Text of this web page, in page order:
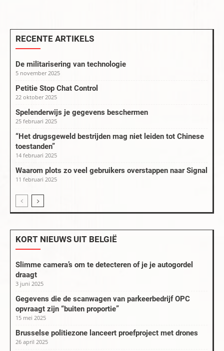
RECENTE ARTIKELS
De militarisering van technologie
5 november 2025
Petitie Stop Chat Control
22 oktober 2025
Spelenderwijs je gegevens beschermen
25 februari 2025
“Het drugsgeweld bestrijden mag niet leiden tot Chinese
toestanden”
14 februari 2025
Waarom plots zo veel gebruikers overstappen naar Signal
11 februari 2025
KORT NIEUWS UIT BELGIË
Slimme camera’s om te detecteren of je je autogordel
draagt
3 juni 2025
Gegevens die de scanwagen van parkeerbedrijf OPC
opvraagt zijn “buiten proportie”
15 mei 2025
Brusselse politiezone lanceert proefproject met drones
26 april 2025